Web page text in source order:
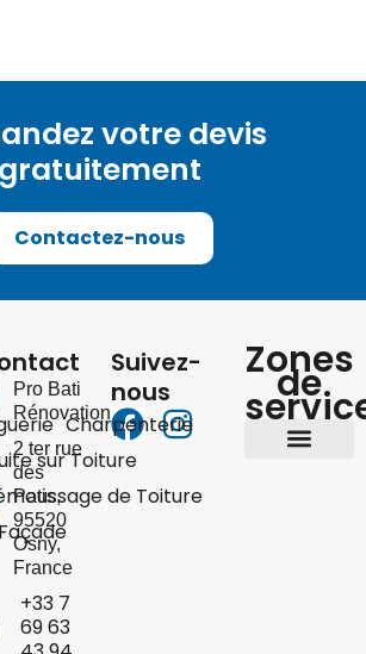
votre devis
gratuitement
Contactez-nous
Charpenterie
sur Toiture
de Toiture
Pro Bati
Rénovation
2 ter rue
des
Patis,
95520
Osny,
France
+33 7
69 63
Suivez-
nous
Zones
de